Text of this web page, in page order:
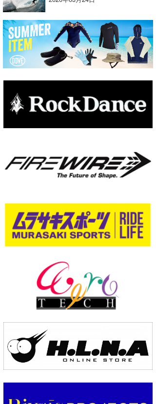
まっきー
三輪予報士
小川予報士
上田純子
上條将美
ゴン
予報士 hiro.
banpaku
chappy
Romisea